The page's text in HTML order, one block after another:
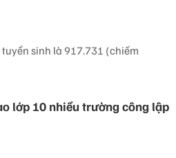
sinh là 917.731 (chiếm
lớp 10 nhiều trường công lập